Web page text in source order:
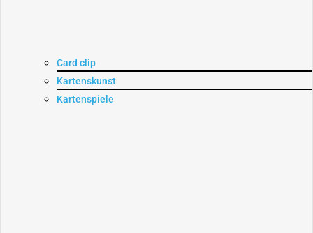
Card clip
Kartenskunst
Kartenspiele